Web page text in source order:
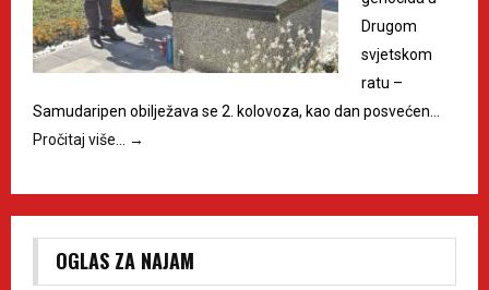
Drugom
svjetskom
ratu –
Samudaripen obilježava se 2. kolovoza, kao dan posvećen…
Pročitaj više… →
OGLAS ZA NAJAM